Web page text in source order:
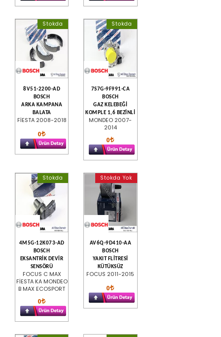
Stokda
8V51-2200-AD
BOSCH
ARKA KAMPANA
BALATA
FİESTA 2008-2018
0
Stokda
7S7G-9F991-CA
BOSCH
GAZ KELEBEĞİ
KOMPLE 1,6 BEZİNLİ
MONDEO 2007-
2014
0
Stokda
4M5G-12K073-AD
BOSCH
EKSANTRİK DEVİR
SENSÖRÜ
FOCUS C MAX
FİESTA KA MONDEO
B MAX ECOSPORT
0
Stokda Yok
AV6Q-9D410-AA
BOSCH
YAKIT FLİTRESİ
KÜTÜKSÜZ
FOCUS 2011-2015
0